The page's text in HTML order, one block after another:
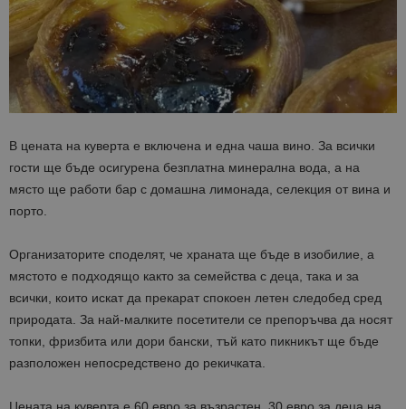
В цената на куверта е включена и една чаша вино. За всички
гости ще бъде осигурена безплатна минерална вода, а на
място ще работи бар с домашна лимонада, селекция от вина и
порто.
Организаторите споделят, че храната ще бъде в изобилие, а
мястото е подходящо както за семейства с деца, така и за
всички, които искат да прекарат спокоен летен следобед сред
природата. За най-малките посетители се препоръчва да носят
топки, фризбита или дори бански, тъй като пикникът ще бъде
разположен непосредствено до рекичката.